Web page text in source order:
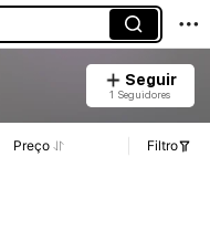
Seguir
1 Seguidores
Preço Filtro